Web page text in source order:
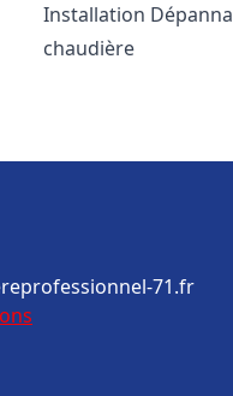
Installation
chaudière
71.fr